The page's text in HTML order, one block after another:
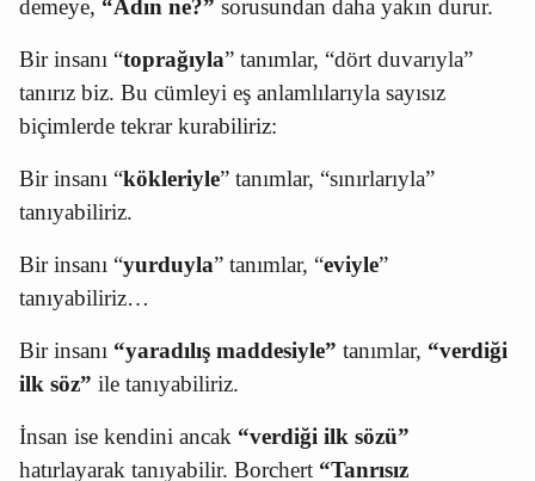
demeye, “Adın ne?” sorusundan daha yakın durur.
Bir insanı “toprağıyla” tanımlar, “dört duvarıyla”
tanırız biz. Bu cümleyi eş anlamlılarıyla sayısız
biçimlerde tekrar kurabiliriz:
Bir insanı “kökleriyle” tanımlar, “sınırlarıyla”
tanıyabiliriz.
Bir insanı “yurduyla” tanımlar, “eviyle”
tanıyabiliriz…
Bir insanı “yaradılış maddesiyle” tanımlar, “verdiği
ilk söz” ile tanıyabiliriz.
İnsan ise kendini ancak “verdiği ilk sözü”
hatırlayarak tanıyabilir. Borchert “Tanrısız